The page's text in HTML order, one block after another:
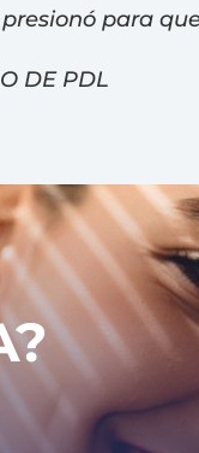
para
DE PDL